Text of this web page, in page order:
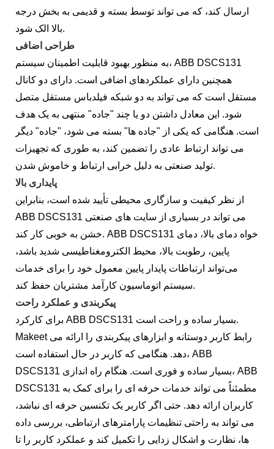
ارسال کند، که می تواند توسط بسته و قدیمی به بخش درجه
بالا الک شود.
طراحی اضافی
به منظور بهبود قابلیت اطمینان سیستم، ABB DSCS131
همچنین دارای عملکردهای اضافی است. دارای دو کانال
مستقل است که می تواند به دو شبکه فیلدباس مستقل متصل
شود. این معادل داشتن دو یا چند "جاده" منتهی به یک هدف
است. هنگامی که یکی از "جاده ها" بسته می شود، "جاده" دیگر
می تواند ارتباط عادی را تضمین کند، به طوری که تجهیزات
تولید صنعتی به دلیل خرابی ارتباط و خاموش شدن.
پایداری بالا
از نظر کیفیت و سازگاری محیطی تأیید شده است، بنابراین
ABB DSCS131 می تواند در بسیاری از سایت های صنعتی
خشن به خوبی کار کند. ABB DSCS131 خواه دمای بالا، دمای
پایین، رطوبت بالا، محیط الکترومغناطیسی شدید باشد،
می‌تواند ارتباطات پایدار پایین معمول خود را برای خدمات
سیستم اتوماسیون کارآمد مشتریان حفظ کند.
پیکربندی و عملکرد راحت
برای کارکرد ABB DSCS131 بسیار ساده و راحت است.
Makeet رابط کاربر دوستانه و ابزارهای پیکربندی را ارائه می
دهد. هنگامی که کاربر در حال استفاده است، ABB
DSCS131 بسیار ساده و فوری است. هنگام راه اندازی، ABB
DSCS131 مطمئناً می تواند خدمات حرفه ای را برای کمک به
کاربران ارائه دهد. حتی اگر کاربر یک تکنسین حرفه ای نباشد،
می تواند به راحتی تنظیمات پارامترهای ارتباطی، بررسی داده
ها، نظارت و اشکال زدایی را تکمیل کند و عملکرد کاربر را تا